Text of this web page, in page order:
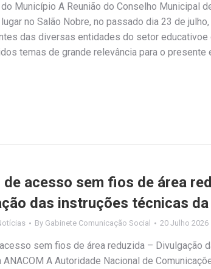
Município A Reunião do Conselho Municipal
no Salão Nobre, no passado dia 23 de
das diversas entidades do setor educativoe
temas de grande relevância para o presente
de acesso sem fios de área
das instruções técnicas da
By Gabinete Comunicação Social 20 Julho 2026
sem fios de área reduzida – Divulgação
A Autoridade Nacional de